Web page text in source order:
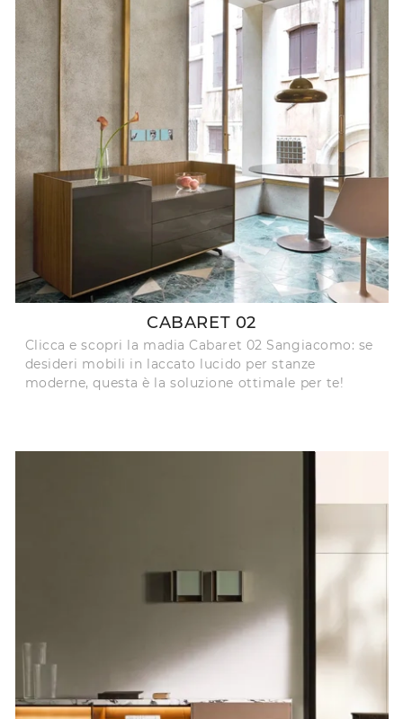
CABARET 02
Clicca e scopri la madia Cabaret 02 Sangiacomo: se
desideri mobili in laccato lucido per stanze
moderne, questa è la soluzione ottimale per te!